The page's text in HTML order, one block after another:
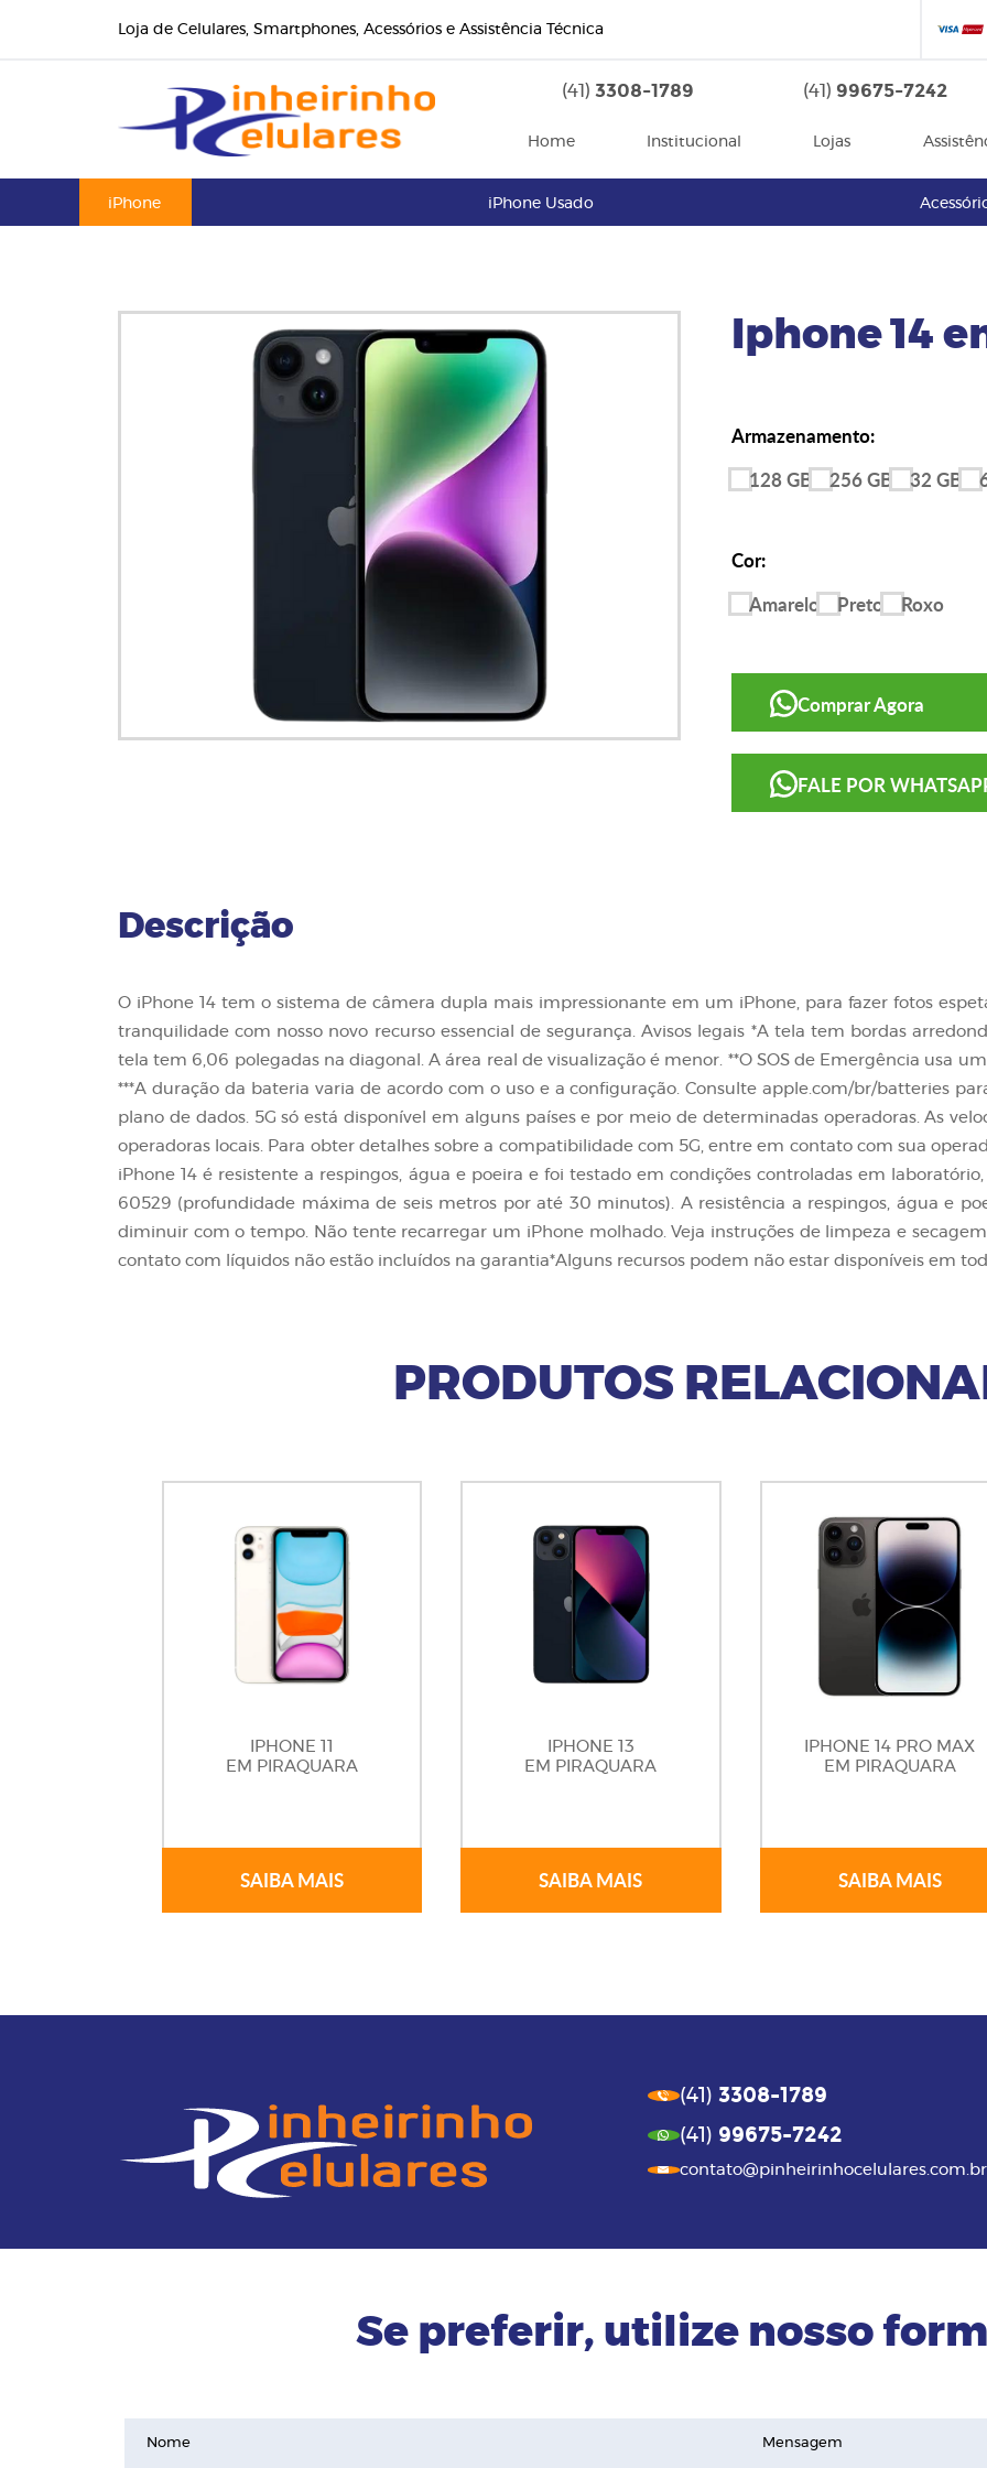
Loja de Celulares, Smartphones, Acessórios e Assistência Técnica
(41) 3308-1789 (41) 99675-7242
Home Institucional Lojas
iPhone iPhone Usado
Iphone 14
Armazenamento:
128 GB
256 GB 32 GB
Cor:
Amarelo
Preto Roxo
Comprar Agora
FALE POR
Descrição
O iPhone 14 tem o sistema de câmera dupla mais impressionante em um iPhone, para fazer fotos
tranquilidade com nosso novo recurso essencial de segurança. Avisos legais *A tela tem bordas
tela tem 6,06 polegad as na diagonal. A área real de visualização é menor. **O SOS de Emergência usa
***A duração da bateria varia de acordo com o uso e a configuração. Consulte apple.com/br/batteries
plano de dados. 5G só está disponível em alguns países e por meio de determinadas operadoras. As
operadoras locais. Para obter detalhes sobre a compatibilidade com 5G, entre em contato com sua
iPhone 14 é resistente a respingos, água e poeira e foi testado em condições controladas em
60529 (profundidade máxima de seis metros por até 30 minutos). A resistência a respingos, água e
diminuir com o tempo. Não tente recarregar um iPhone molhado. Veja instruções de limpeza e
contato com líquidos não estão incluídos na garantia*Alguns recursos podem não estar disponíveis em
PRODUTOS
IPHONE 11
EM PIRAQUARA
SAIBA MAIS
IPHONE 13
EM PIRAQUARA
SAIBA MAIS
IPHONE 14 PRO MAX
EM PIRAQUARA
SAIBA MAIS
(41) 3308-1789
(41) 99675-7242
contato@pinheirinhocelulares.com.br
Se preferir, utilize nosso
Nome Mensagem